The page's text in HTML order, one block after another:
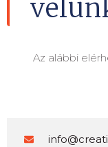
Az alábbi